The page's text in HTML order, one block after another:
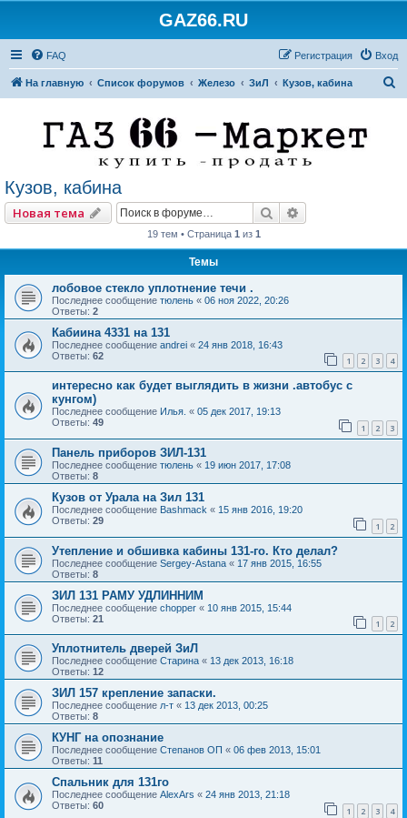
GAZ66.RU
FAQ Вход
Регистрация
На главную Список форумов Железо ЗиЛ Кузов, кабина
Кузов, кабина
Новая тема Поиск
19 тем • Страница 1 из 1
Темы
лобовое стекло уплотнение течи .
Последнее сообщение тюлень « 06 ноя 2022, 20:26
Ответы: 2
Кабиина 4331 на 131
Последнее сообщение andrei « 24 янв 2018, 16:43
Ответы: 62 1 2 3 4
интересно как будет выглядить в жизни .автобус с
кунгом)
Последнее сообщение Илья. « 05 дек 2017, 19:13
Ответы: 49 1 2 3
Панель приборов ЗИЛ-131
Последнее сообщение тюлень « 19 июн 2017, 17:08
Ответы: 8
Кузов от Урала на Зил 131
Последнее сообщение Bashmack « 15 янв 2016, 19:20
Ответы: 29 1 2
Утепление и обшивка кабины 131-го. Кто делал?
Последнее сообщение Sergey-Astana « 17 янв 2015, 16:55
Ответы: 8
ЗИЛ 131 РАМУ УДЛИННИМ
Последнее сообщение chopper « 10 янв 2015, 15:44
Ответы: 21 1 2
Уплотнитель дверей ЗиЛ
Последнее сообщение Старина « 13 дек 2013, 16:18
Ответы: 12
ЗИЛ 157 крепление запаски.
Последнее сообщение л-т « 13 дек 2013, 00:25
Ответы: 8
КУНГ на опознание
Последнее сообщение Степанов ОП « 06 фев 2013, 15:01
Ответы: 11
Спальник для 131го
Последнее сообщение AlexArs « 24 янв 2013, 21:18
Ответы: 60 1 2 3 4